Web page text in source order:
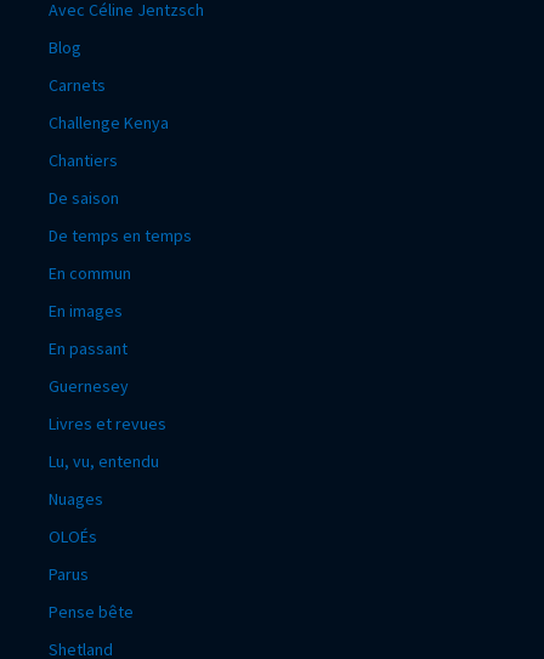
Avec Céline Jentzsch
Blog
Carnets
Challenge Kenya
Chantiers
De saison
De temps en temps
En commun
En images
En passant
Guernesey
Livres et revues
Lu, vu, entendu
Nuages
OLOÉs
Parus
Pense bête
Shetland